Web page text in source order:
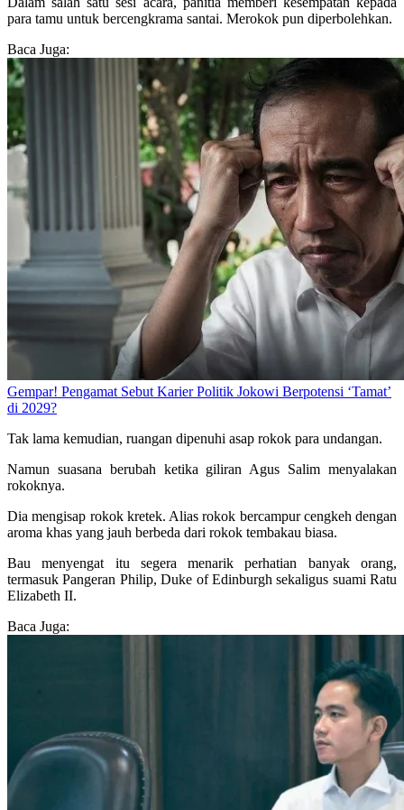
para tamu untuk bercengkrama santai. Merokok pun diperbolehkan.
Baca Juga:
Gempar! Pengamat Sebut Karier Politik Jokowi Berpotensi ‘Tamat’
di 2029?
Tak lama kemudian, ruangan dipenuhi asap rokok para undangan.
Namun suasana berubah ketika giliran Agus Salim menyalakan
rokoknya.
Dia mengisap rokok kretek. Alias rokok bercampur cengkeh dengan
aroma khas yang jauh berbeda dari rokok tembakau biasa.
Bau menyengat itu segera menarik perhatian banyak orang,
termasuk Pangeran Philip, Duke of Edinburgh sekaligus suami Ratu
Elizabeth II.
Baca Juga: